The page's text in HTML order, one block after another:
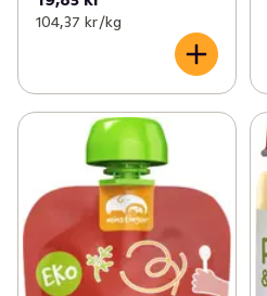
104,37 kr /kg